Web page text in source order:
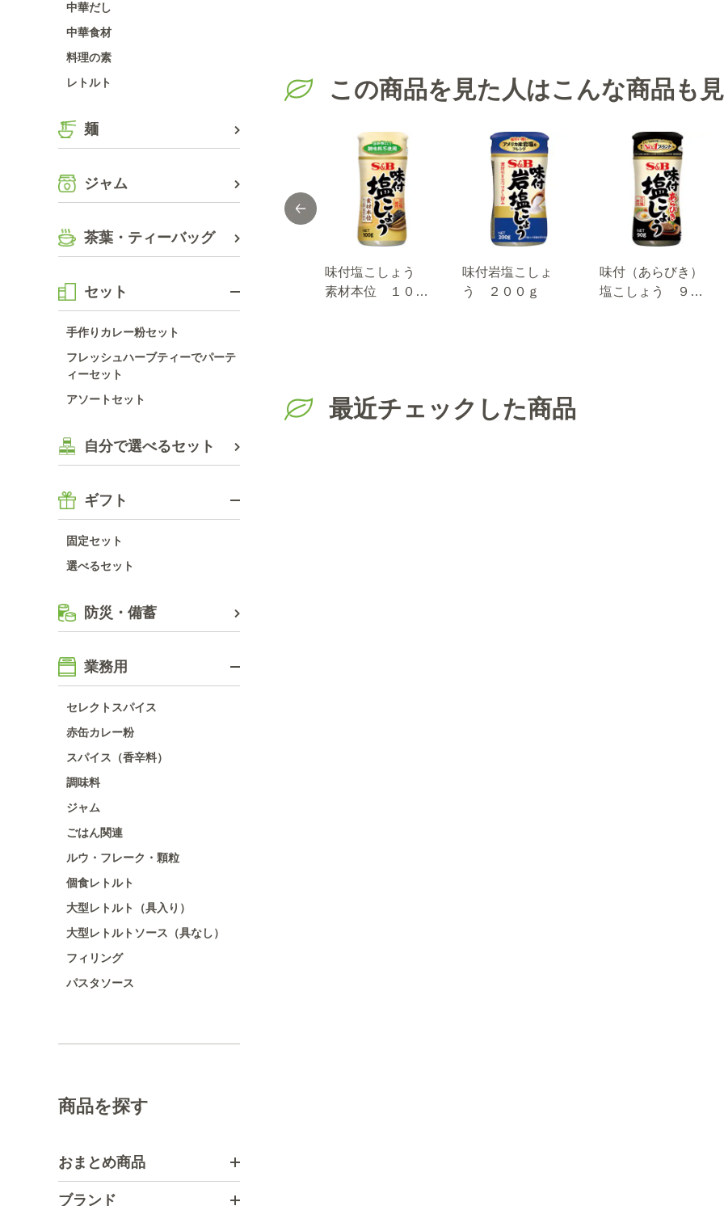
中華だし
中華食材
料理の素
レトルト
麺
ジャム
茶葉・ティーバッグ
セット
手作りカレー粉セット
フレッシュハーブティーでパーテ
ィーセット
アソートセット
自分で選べるセット
ギフト
固定セット
選べるセット
防災・備蓄
業務用
セレクトスパイス
赤缶カレー粉
スパイス（香辛料）
調味料
ジャム
ごはん関連
ルウ・フレーク・顆粒
個食レトルト
大型レトルト（具入り）
大型レトルトソース（具なし）
フィリング
パスタソース
商品を探す
おまとめ商品
ブランド
この商品を見た人はこんな商品も
しょう １８０ｇ
味付塩こしょう
素材本位 １００
味付岩塩こしょ
う ２００ｇ
味付（あらびき）
塩こしょう ９０
最近チェックした商品